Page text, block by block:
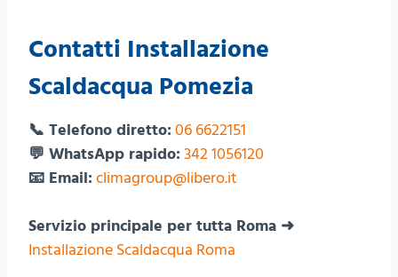
Contatti Installazione
Scaldacqua Pomezia
📞 Telefono diretto: 06 6622151
💬 WhatsApp rapido: 342 1056120
📧 Email: climagroup@libero.it
Servizio principale per tutta Roma ➜
Installazione Scaldacqua Roma